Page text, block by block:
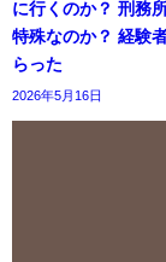
に行くのか？ 刑務
特殊なのか？ 経験
らった
2026年5月16日